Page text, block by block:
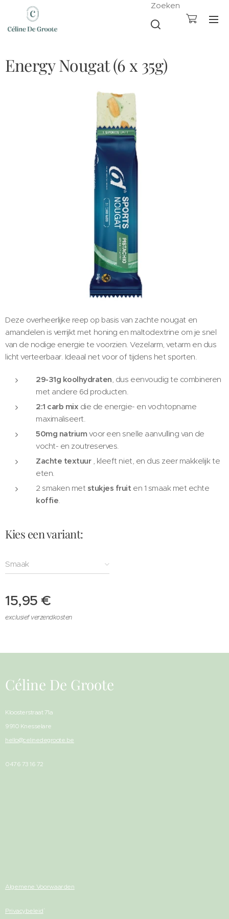
Zoeken
Energy Nougat (6 x 35g)
Deze overheerlijke reep op basis van zachte nougat en
amandelen is verrijkt met honing en maltodextrine om je snel
van de nodige energie te voorzien. Vezelarm, vetarm en dus
licht verteerbaar. Ideaal net voor of tijdens het sporten.
29-31g koolhydraten, dus eenvoudig te combineren
met andere 6d producten.
2:1 carb mix die de energie- en vochtopname
maximaliseert.
50mg natriumvoor een snelle aanvulling van de
vocht- en zoutreserves.
Zachte textuur, kleeft niet, en dus zeer makkelijk te
eten.
2 smaken met stukjes fruit en 1 smaak met echte
koffie.
Kies een variant:
Smaak
15,95 €
exclusief verzendkosten
Céline De Groote
Kloosterstraat 71a
9910 Knesselare
hello@celinedegroote.be
0476 73 16 72
Algemene Voorwaarden
Privacybeleid